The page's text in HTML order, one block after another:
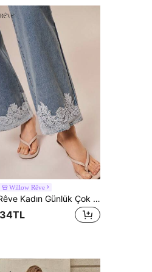
Willow Rêve
Willow Rêve Kadın Günlük Çok Amaçlı Seyahat Kot Pantolonu, Cepli ve Dantel Yama Detaylı